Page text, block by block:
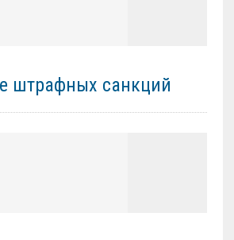
штрафных санкций